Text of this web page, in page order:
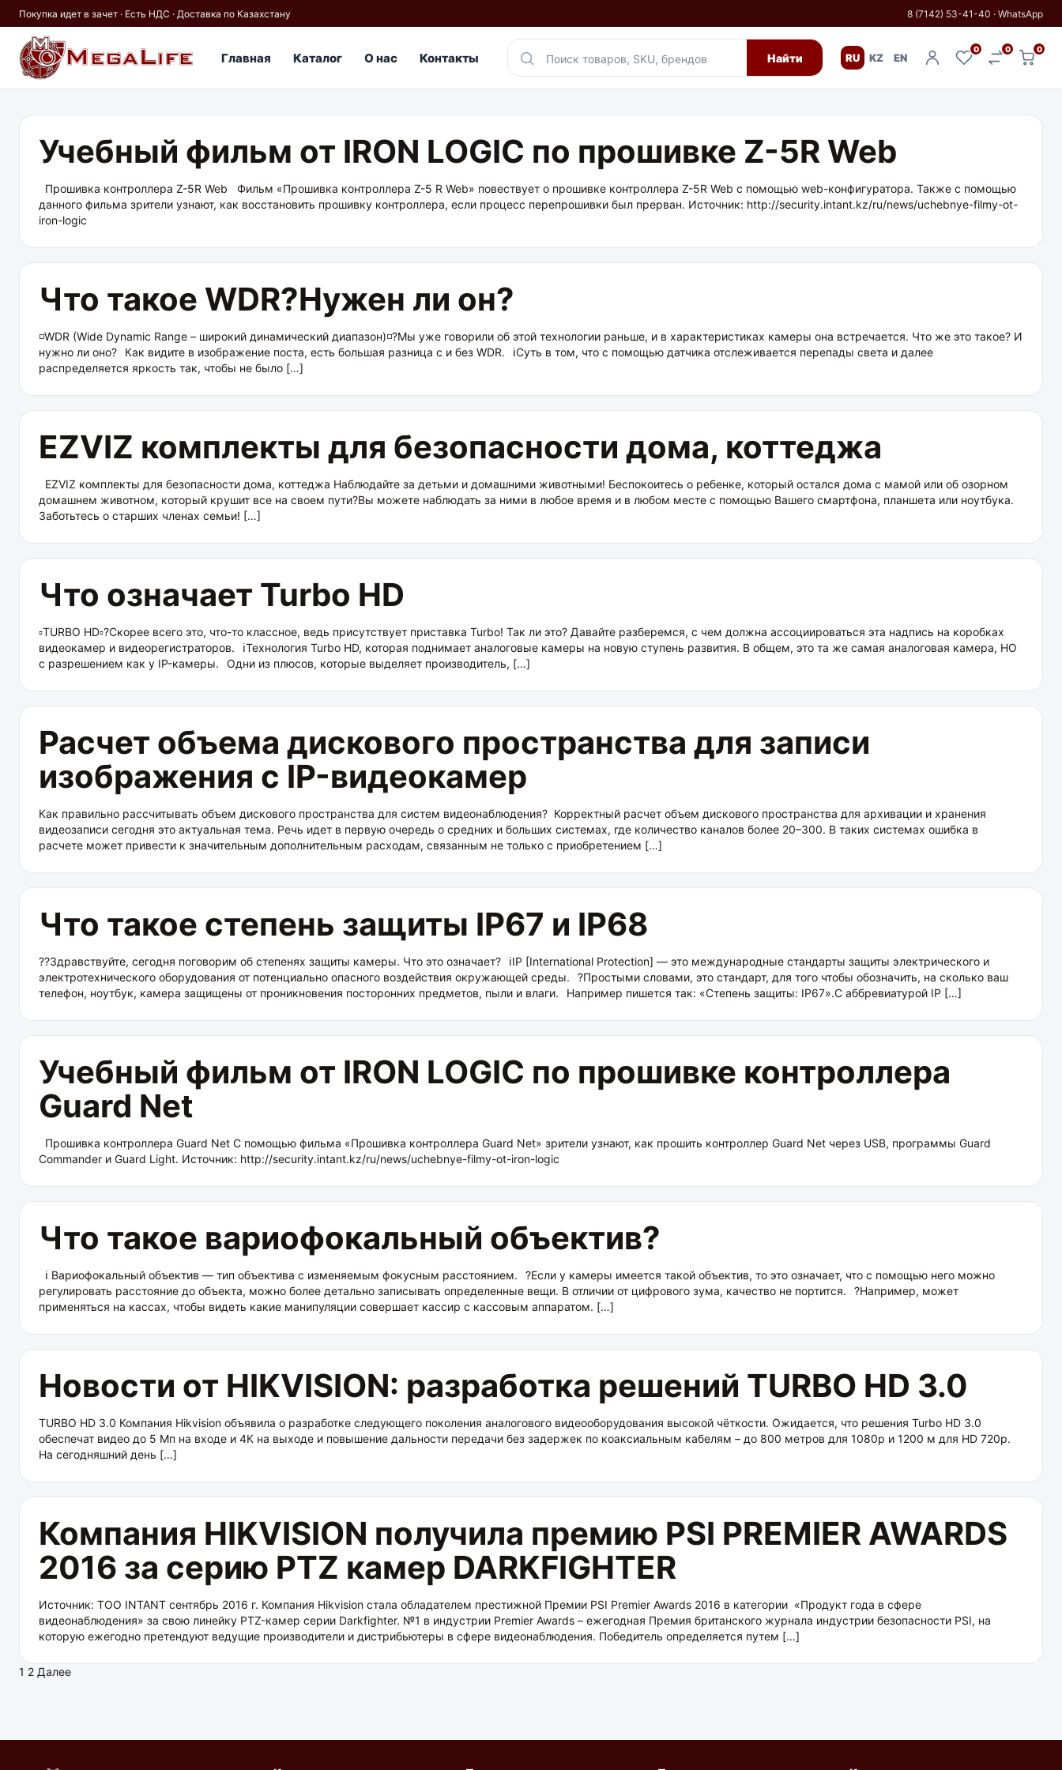
Покупка идет в зачет · Есть НДС · Доставка по Казахстану 8 (7142) 53-41-40 · WhatsApp
Главная Каталог О нас Контакты Найти RU KZ EN
0 0 0
Учебный фильм от IRON LOGIC по прошивке Z-5R Web
Прошивка контроллера Z-5R Web Фильм «Прошивка контроллера Z-5 R Web» повествует о прошивке контроллера Z-5R Web с помощью web-конфигуратора. Также с помощью
данного фильма зрители узнают, как восстановить прошивку контроллера, если процесс перепрошивки был прерван. Источник: http://security.intant.kz/ru/news/uchebnye-filmy-ot-
iron-logic
Что такое WDR?Нужен ли он?
◽WDR (Wide Dynamic Range – широкий динамический диапазон)◽?Мы уже говорили об этой технологии раньше, и в характеристиках камеры она встречается. Что же это такое? И
нужно ли оно?⠀Как видите в изображение поста, есть большая разница с и без WDR.⠀ℹ️Суть в том, что с помощью датчика отслеживается перепады света и далее
распределяется яркость так, чтобы не было […]
EZVIZ комплекты для безопасности дома, коттеджа
EZVIZ комплекты для безопасности дома, коттеджа Наблюдайте за детьми и домашними животными! Беспокоитесь о ребенке, который остался дома с мамой или об озорном
домашнем животном, который крушит все на своем пути?Вы можете наблюдать за ними в любое время и в любом месте с помощью Вашего смартфона, планшета или ноутбука.
Заботьтесь о старших членах семьи! […]
Что означает Turbo HD
▫️TURBO HD▫️?Скорее всего это, что-то классное, ведь присутствует приставка Turbo! Так ли это? Давайте разберемся, с чем должна ассоциироваться эта надпись на коробках
видеокамер и видеорегистраторов.⠀ℹ️Технология Turbo HD, которая поднимает аналоговые камеры на новую ступень развития. В общем, это та же самая аналоговая камера, НО
с разрешением как у IP-камеры.⠀Одни из плюсов, которые выделяет производитель, […]
Расчет объема дискового пространства для записи
изображения c IP-видеокамер
Как правильно рассчитывать объем дискового пространства для систем видеонаблюдения? Корректный расчет объем дискового пространства для архивации и хранения
видеозаписи сегодня это актуальная тема. Речь идет в первую очередь о средних и больших системах, где количество каналов более 20–300. В таких системах ошибка в
расчете может привести к значительным дополнительным расходам, связанным не только с приобретением […]
Что такое степень защиты IP67 и IP68
??Здравствуйте, сегодня поговорим об степенях защиты камеры. Что это означает?⠀ℹ️IP [International Protection] — это международные стандарты защиты электрического и
электротехнического оборудования от потенциально опасного воздействия окружающей среды.⠀?Простыми словами, это стандарт, для того чтобы обозначить, на сколько ваш
телефон, ноутбук, камера защищены от проникновения посторонних предметов, пыли и влаги.⠀Например пишется так: «Степень защиты: IP67».С аббревиатурой IP […]
Учебный фильм от IRON LOGIC по прошивке контроллера
Guard Net
Прошивка контроллера Guard Net С помощью фильма «Прошивка контроллера Guard Net» зрители узнают, как прошить контроллер Guard Net через USB, программы Guard
Commander и Guard Light. Источник: http://security.intant.kz/ru/news/uchebnye-filmy-ot-iron-logic
Что такое вариофокальный объектив?
ℹ️ Вариофокальный объектив — тип объектива с изменяемым фокусным расстоянием.⠀?Если у камеры имеется такой объектив, то это означает, что с помощью него можно
регулировать расстояние до объекта, можно более детально записывать определенные вещи. В отличии от цифрового зума, качество не портится.⠀?Например, может
применяться на кассах, чтобы видеть какие манипуляции совершает кассир с кассовым аппаратом. […]
Новости от HIKVISION: разработка решений TURBO HD 3.0
TURBO HD 3.0 Компания Hikvision объявила о разработке следующего поколения аналогового видеооборудования высокой чёткости. Ожидается, что решения Turbo HD 3.0
обеспечат видео до 5 Мп на входе и 4К на выходе и повышение дальности передачи без задержек по коаксиальным кабелям – до 800 метров для 1080p и 1200 м для HD 720р.
На сегодняшний день […]
Компания HIKVISION получила премию PSI PREMIER AWARDS
2016 за серию PTZ камер DARKFIGHTER
Источник: ТОО INTANT сентябрь 2016 г. Компания Hikvision стала обладателем престижной Премии PSI Premier Awards 2016 в категории «Продукт года в сфере
видеонаблюдения» за свою линейку PTZ-камер серии Darkfighter. №1 в индустрии Premier Awards – ежегодная Премия британского журнала индустрии безопасности PSI, на
которую ежегодно претендуют ведущие производители и дистрибьютеры в сфере видеонаблюдения. Победитель определяется путем […]
Пагинация
1 2 Далее